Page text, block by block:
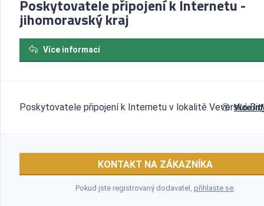
Poskytovatele připojení k Internetu -
jihomoravský kraj
Více informací
Poskytovatele připojení k Internetu v lokalitě Veverská
Více
KONTAKT NA ZÁKAZNÍKA
Pokud jste registrovaný dodavatel, přihlaste se.